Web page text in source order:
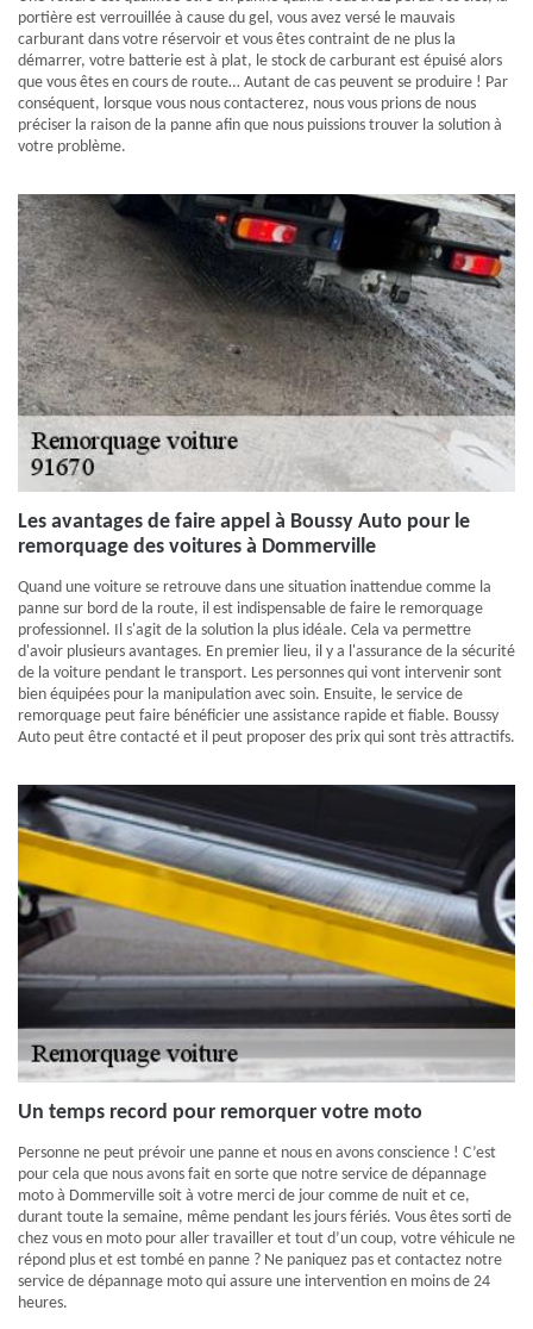
portière est verrouillée à cause du gel, vous avez versé le mauvais
carburant dans votre réservoir et vous êtes contraint de ne plus la
démarrer, votre batterie est à plat, le stock de carburant est épuisé alors
que vous êtes en cours de route… Autant de cas peuvent se produire ! Par
conséquent, lorsque vous nous contacterez, nous vous prions de nous
préciser la raison de la panne afin que nous puissions trouver la solution à
votre problème.
Les avantages de faire appel à Boussy Auto pour le
remorquage des voitures à Dommerville
Quand une voiture se retrouve dans une situation inattendue comme la
panne sur bord de la route, il est indispensable de faire le remorquage
professionnel. Il s'agit de la solution la plus idéale. Cela va permettre
d'avoir plusieurs avantages. En premier lieu, il y a l'assurance de la sécurité
de la voiture pendant le transport. Les personnes qui vont intervenir sont
bien équipées pour la manipulation avec soin. Ensuite, le service de
remorquage peut faire bénéficier une assistance rapide et fiable. Boussy
Auto peut être contacté et il peut proposer des prix qui sont très attractifs.
Un temps record pour remorquer votre moto
Personne ne peut prévoir une panne et nous en avons conscience ! C’est
pour cela que nous avons fait en sorte que notre service de dépannage
moto à Dommerville soit à votre merci de jour comme de nuit et ce,
durant toute la semaine, même pendant les jours fériés. Vous êtes sorti de
chez vous en moto pour aller travailler et tout d’un coup, votre véhicule ne
répond plus et est tombé en panne ? Ne paniquez pas et contactez notre
service de dépannage moto qui assure une intervention en moins de 24
heures.